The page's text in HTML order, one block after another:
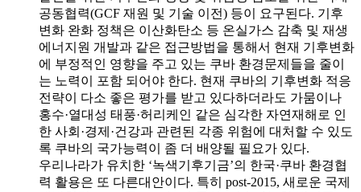
공동협력(GCF 재원 및 기술 이전) 등이 요구된다. 기후
변화 완화 정책은 이산화탄소 등 온실가스 감축 및 재생
에너지원 개발과 같은 접근방법을 통해서 현재 기후변화
에 부정적인 영향을 주고 있는 쿠바 환경문제들을 줄이
는 노력이 포함 되어야 한다. 현재 쿠바의 기후변화 적응
전략이 다소 좋은 평가를 받고 있다하더라도 가뭄이나
홍수·열대성 태풍·허리케인 같은 심각한 자연재해로 인
한 사회·경제·건강과 관련된 각종 위험에 대처할 수 있도
록 쿠바의 국가능력이 좀 더 배양될 필요가 있다.
우리나라가 유치한 ‘녹색기후기금’의 한국·쿠바 환경협
력 활용은 또 다른대안이다. 특히 post-2015, 새로운 국제